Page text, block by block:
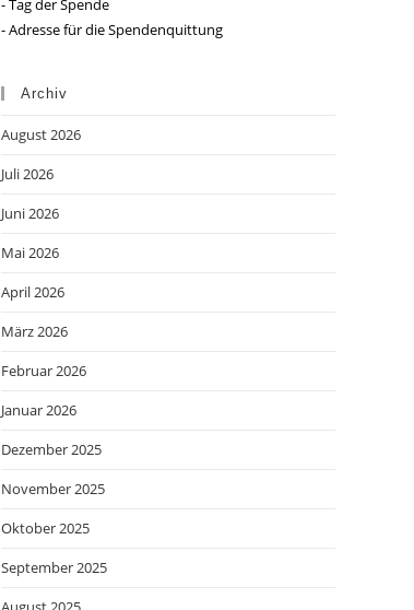
- Tag der Spende
- Adresse für die Spendenquittung
Archiv
August 2026
Juli 2026
Juni 2026
Mai 2026
April 2026
März 2026
Februar 2026
Januar 2026
Dezember 2025
November 2025
Oktober 2025
September 2025